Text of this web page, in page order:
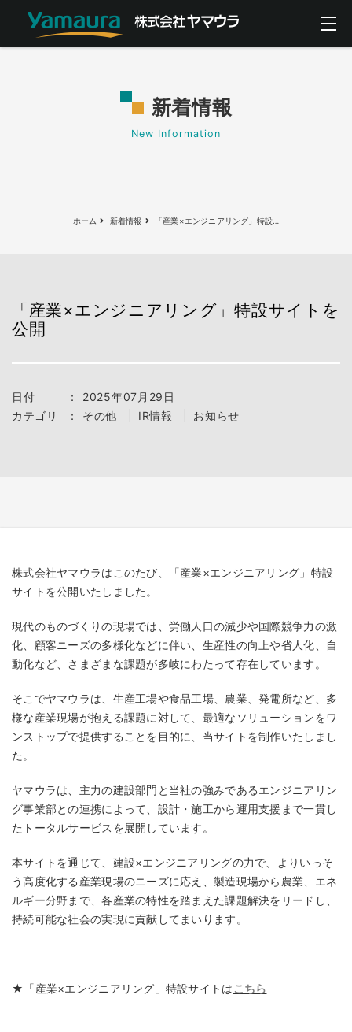
新着情報
New Information
ホーム 新着情報 「産業×エンジニアリング」特設
「産業×エンジニアリング」特設サイトを
公開
日付 ：
2025年07月29日
カテゴリ
： その他 IR情報 お知らせ
株式会社ヤマウラはこのたび、「産業×エンジニアリング」特設
サイトを公開いたしました。
現代のものづくりの現場では、労働人口の減少や国際競争力の激
化、顧客ニーズの多様化などに伴い、生産性の向上や省人化、自
動化など、さまざまな課題が多岐にわたって存在しています。
そこでヤマウラは、生産工場や食品工場、農業、発電所など、多
様な産業現場が抱える課題に対して、最適なソリューションをワ
ンストップで提供することを目的に、当サイトを制作いたしまし
た。
ヤマウラは、主力の建設部門と当社の強みであるエンジニアリン
グ事業部との連携によって、設計・施工から運用支援まで一貫し
たトータルサービスを展開しています。
本サイトを通じて、建設×エンジニアリングの力で、よりいっそ
う高度化する産業現場のニーズに応え、製造現場から農業、エネ
ルギー分野まで、各産業の特性を踏まえた課題解決をリードし、
持続可能な社会の実現に貢献してまいります。
★「産業×エンジニアリング」特設サイトはこちら